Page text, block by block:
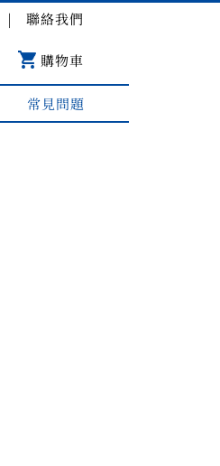
聯絡我們
購物車
常見問題